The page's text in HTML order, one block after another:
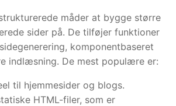
måder at bygge større
sider på. De tilføjer funktioner
komponentbaseret
indlæsning. De mest populære er:
til hjemmesider og blogs.
HTML-filer, som er